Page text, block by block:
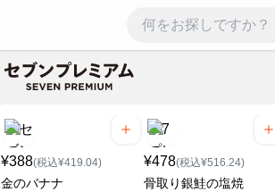
¥388(税込¥419.04)
金のバナナ
¥478(税込¥516.24)
骨取り銀鮭の塩焼